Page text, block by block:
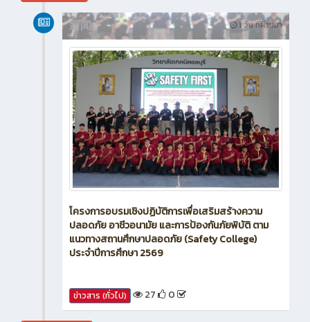
1 วัน ที่ผ่านมา
新闻
โครงการอบรมเชิงปฏิบัติการเพื่อเสริมสร้างความ
ปลอดภัย อาชีวอนามัย และการป้องกันภัยพิบัติ ตาม
แนวทางสถานศึกษาปลอดภัย (Safety College)
ประจำปีการศึกษา 2569
ข่าวสาร (ทั่วไป) 27 0